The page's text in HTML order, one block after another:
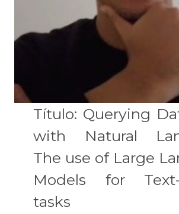
Título: Querying
with Natural
The use of Large
Models for Text-
tasks